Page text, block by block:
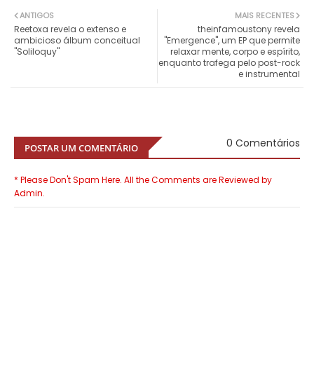
MAIS RECENTES
theinfamoustony revela
"Emergence", um EP que permite
relaxar mente, corpo e espírito,
enquanto trafega pelo post-rock
e instrumental
ANTIGOS
Reetoxa revela o extenso e
ambicioso álbum conceitual
"Soliloquy"
POSTAR UM COMENTÁRIO 0 Comentários
* Please Don't Spam Here. All the Comments are Reviewed by
Admin.